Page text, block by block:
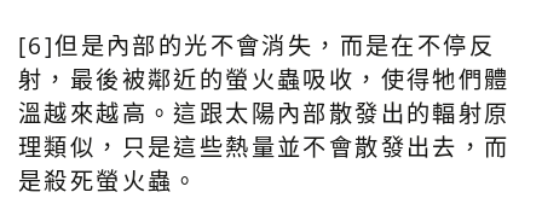
[6]但是內部的光不會消失，而是在不停反
射，最後被鄰近的螢火蟲吸收，使得牠們體
溫越來越高。這跟太陽內部散發出的輻射原
理類似，只是這些熱量並不會散發出去，而
是殺死螢火蟲。